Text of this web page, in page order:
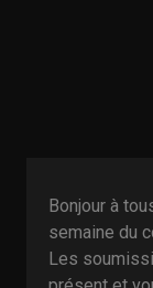
Bonjour à
semaine du
Les